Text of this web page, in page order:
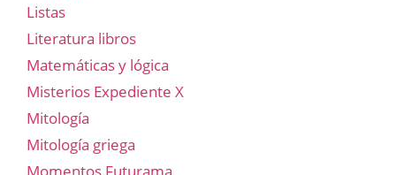
Listas
Literatura libros
Matemáticas y lógica
Misterios Expediente X
Mitología
Mitología griega
Momentos Futurama